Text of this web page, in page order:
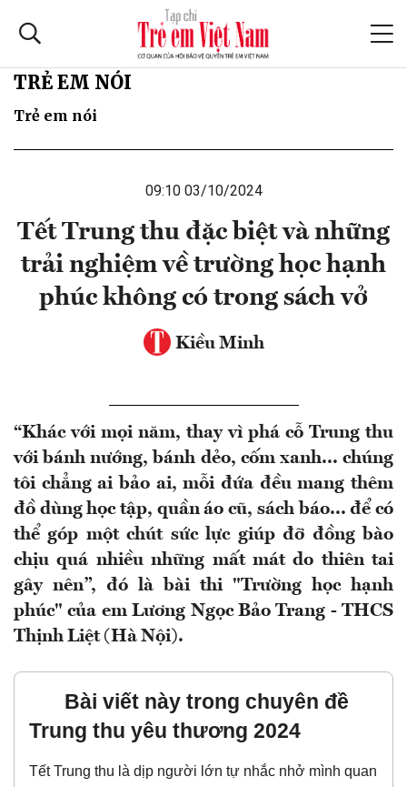
TRẺ EM NÓI
Trẻ em nói
09:10 03/10/2024
Tết Trung thu đặc biệt và những
trải nghiệm về trường học hạnh
phúc không có trong sách vở
Kiều Minh
“Khác với mọi năm, thay vì phá cỗ Trung thu
với bánh nướng, bánh dẻo, cốm xanh... chúng
tôi chẳng ai bảo ai, mỗi đứa đều mang thêm
đồ dùng học tập, quần áo cũ, sách báo... để có
thể góp một chút sức lực giúp đỡ đồng bào
chịu quá nhiều những mất mát do thiên tai
gây nên”, đó là bài thi "Trường học hạnh
phúc" của em Lương Ngọc Bảo Trang - THCS
Thịnh Liệt (Hà Nội).
Bài viết này trong chuyên đề
Trung thu yêu thương 2024
Tết Trung thu là dịp người lớn tự nhắc nhở mình quan